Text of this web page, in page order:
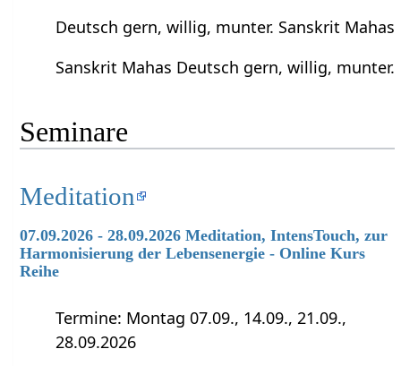
Deutsch gern, willig, munter. Sanskrit Mahas
Sanskrit Mahas Deutsch gern, willig, munter.
Seminare
Meditation
07.09.2026 - 28.09.2026 Meditation, IntensTouch, zur
Harmonisierung der Lebensenergie - Online Kurs
Reihe
Termine: Montag 07.09., 14.09., 21.09.,
28.09.2026